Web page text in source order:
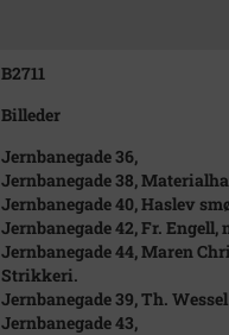
B2711
Billeder
Jernbanegade 36,
Jernbanegade 38,
Jernbanegade 40, Haslev
Jernbanegade 42, Fr.
Jernbanegade 44, Maren
Strikkeri.
Jernbanegade 39, Th.
Jernbanegade 43,